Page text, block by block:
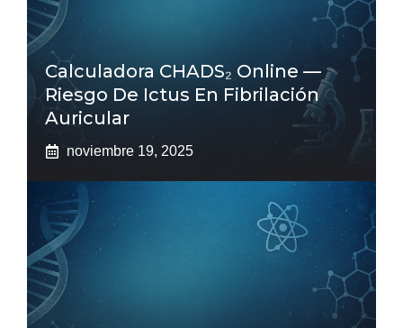
Calculadora CHADS₂ Online —
Riesgo De Ictus En Fibrilación
Auricular
noviembre 19, 2025